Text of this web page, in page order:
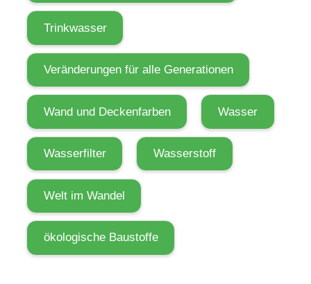
Trinkwasser
Veränderungen für alle Generationen
Wand und Deckenfarben Wasser
Wasserfilter Wasserstoff
Welt im Wandel
ökologische Baustoffe